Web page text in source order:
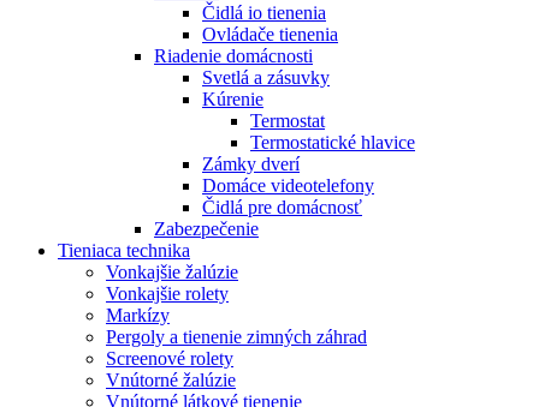
Čidlá io tienenia
Ovládače tienenia
Riadenie domácnosti
Svetlá a zásuvky
Kúrenie
Termostat
Termostatické hlavice
Zámky dverí
Domáce videotelefony
Čidlá pre domácnosť
Zabezpečenie
Tieniaca technika
Vonkajšie žalúzie
Vonkajšie rolety
Markízy
Pergoly a tienenie zimných záhrad
Screenové rolety
Vnútorné žalúzie
Vnútorné látkové tienenie